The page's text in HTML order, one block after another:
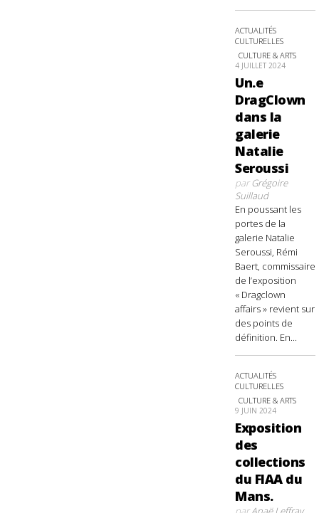
ACTUALITÉS
CULTURELLES
CULTURE & ARTS
4 JUILLET 2024
Un.e
DragClown
dans la
galerie
Natalie
Seroussi
parGrégoire
Suillaud
En poussant les
portes de la
galerie Natalie
Seroussi, Rémi
Baert, commissaire
de l’exposition
« Dragclown
affairs » revient sur
des points de
définition. En...
ACTUALITÉS
CULTURELLES
CULTURE & ARTS
9 JUIN 2024
Exposition
des
collections
du FIAA du
Mans.